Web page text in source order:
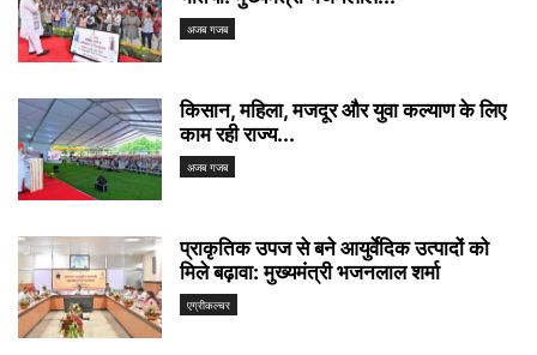
अजब गजब
किसान, महिला, मजदूर और युवा कल्याण के लिए
काम रही राज्य...
अजब गजब
प्राकृतिक उपज से बने आयुर्वेदिक उत्पादों को
मिले बढ़ावा: मुख्यमंत्री भजनलाल शर्मा
एग्रीकल्चर